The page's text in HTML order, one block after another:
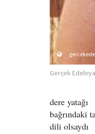
Gerçek
dere yatağı
bağrındaki
dili olsaydı